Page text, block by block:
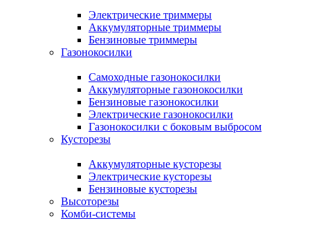
Электрические триммеры
Аккумуляторные триммеры
Бензиновые триммеры
Газонокосилки
Самоходные газонокосилки
Аккумуляторные газонокосилки
Бензиновые газонокосилки
Электрические газонокосилки
Газонокосилки с боковым выбросом
Кусторезы
Аккумуляторные кусторезы
Электрические кусторезы
Бензиновые кусторезы
Высоторезы
Комби-системы